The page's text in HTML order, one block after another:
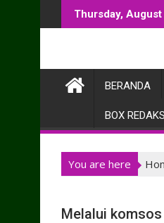
to
Thursday,
BERANDA
BOX
You are here
Melalui